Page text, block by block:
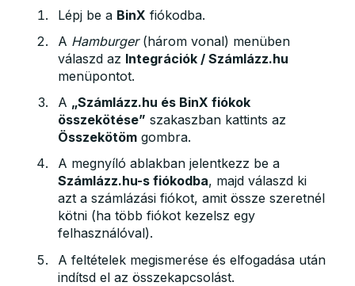
Lépj be a BinX fiókodba.
A Hamburger(három vonal) menüben
válaszd az Integrációk / Számlázz.hu
menüpontot.
A „Számlázz.hu és BinX fiókok
összekötése” szakaszban kattints az
Összekötöm gombra.
A megnyíló ablakban jelentkezz be a
Számlázz.hu-s fiókodba, majd válaszd ki
azt a számlázási fiókot, amit össze szeretnél
kötni (ha több fiókot kezelsz egy
felhasználóval).
A feltételek megismerése és elfogadása után
indítsd el az összekapcsolást.